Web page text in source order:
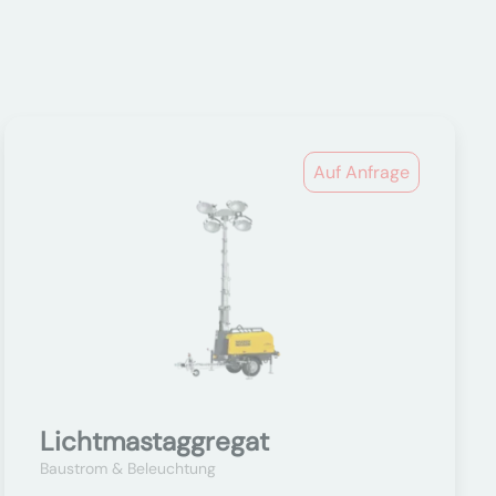
Auf Anfrage
Lichtmastaggregat
Baustrom & Beleuchtung